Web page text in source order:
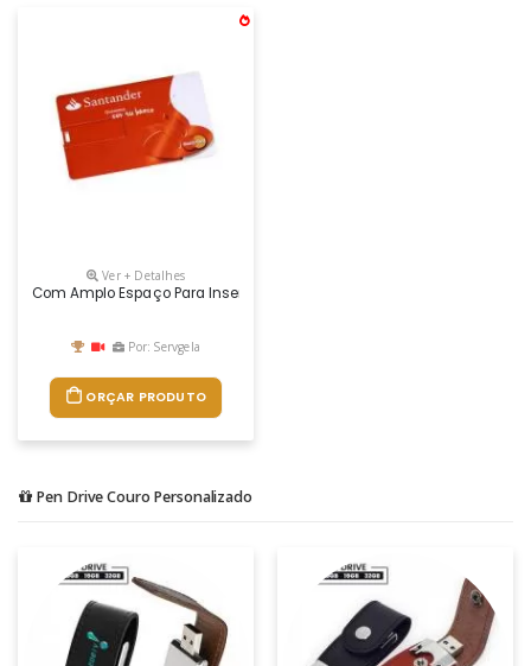
Ver + Detalhes
Com Amplo Espaço Para Inserção De Logotipo Customizado
Por: Servgela
ORÇAR PRODUTO
Pen Drive Couro Personalizado